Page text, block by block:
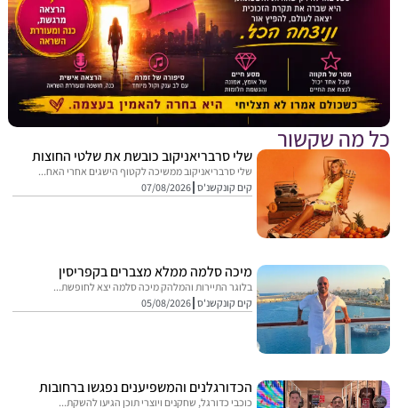
שקשור
שלי סרבריאניקוב כובשת את שלטי החוצות
שלי סרבריאניקוב ממשיכה לקטוף הישגים אחרי האח...
קים קונקשנ'ס 07/08/2026
מיכה סלמה ממלא מצברים בקפריסין
בלוגר התיירות והמלהק מיכה סלמה יצא לחופשת...
קים קונקשנ'ס 05/08/2026
הכדורגלנים והמשפיענים נפגשו ברחובות
כוכבי כדורגל, שחקנים ויוצרי תוכן הגיעו להשקת...